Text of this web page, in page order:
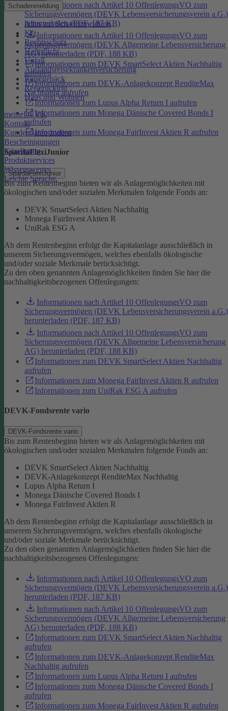
Schadenmeldung
Alles zur Schadenmeldung
Kfz
Rechtsschutz
Haftpflicht
Unfall
Auslandsreisekrankenversicherung
Reisegepäck
Reiserücktritt
Haus und Wohnen
meineDEVK
Kontakt
Kundendaten ändern
Bescheinigungen
Kündigung
Produktservices
Wissenswertes
Leichte Sprache
Informationen nach Artikel 10 OffenlegungsVO zum
Sicherungsvermögen (DEVK Lebensversicherungsverein a.G.)
herunterladen (PDF, 187 KB)
Informationen nach Artikel 10 OffenlegungsVO zum
Sicherungsvermögen (DEVK Allgemeine Lebensversicherung
AG) herunterladen (PDF, 188 KB)
Informationen zum DEVK SmartSelect Aktien Nachhaltig
aufrufen
Informationen zum DEVK-Anlagekonzept RenditeMax
Nachhaltig aufrufen
Informationen zum Lupus Alpha Return I aufrufen
Informationen zum Monega Dänische Covered Bonds I
aufrufen
Informationen zum Monega FairInvest Aktien R aufrufen
SpardaFlexiJunior
SpardaFlexiJunior
Bis zum Rentenbeginn bieten wir als Anlagemöglichkeiten mit
ökologischen und/oder sozialen Merkmalen folgende Fonds an:
DEVK SmartSelect Aktien Nachhaltig
Monega FairInvest Aktien R
UniRak ESG A
Ab dem Rentenbeginn erfolgt die Kapitalanlage ausschließlich in
unserem Sicherungsvermögen, welches ebenfalls ökologische
und/oder soziale Merkmale berücksichtigt.
Zu den oben genannten Anlagemöglichkeiten finden Sie hier die
nachhaltigkeitsbezogenen Offenlegungen:
Informationen nach Artikel 10 OffenlegungsVO zum
Sicherungsvermögen (DEVK Lebensversicherungsverein a.G.)
herunterladen (PDF, 187 KB)
Informationen nach Artikel 10 OffenlegungsVO zum
Sicherungsvermögen (DEVK Allgemeine Lebensversicherung
AG) herunterladen (PDF, 188 KB)
Informationen zum DEVK SmartSelect Aktien Nachhaltig
aufrufen
Informationen zum Monega FairInvest Aktien R aufrufen
Informationen zum UniRak ESG A aufrufen
DEVK-Fondsrente vario
DEVK-Fondsrente vario
Bis zum Rentenbeginn bieten wir als Anlagemöglichkeiten mit
ökologischen und/oder sozialen Merkmalen folgende Fonds an:
DEVK SmartSelect Aktien Nachhaltig
DEVK-Anlagekonzept RenditeMax Nachhaltig
Lupus Alpha Return I
Monega Dänische Covered Bonds I
Monega FairInvest Aktien R
Ab dem Rentenbeginn erfolgt die Kapitalanlage ausschließlich in
unserem Sicherungsvermögen, welches ebenfalls ökologische
und/oder soziale Merkmale berücksichtigt.
Zu den oben genannten Anlagemöglichkeiten finden Sie hier die
nachhaltigkeitsbezogenen Offenlegungen:
Informationen nach Artikel 10 OffenlegungsVO zum
Sicherungsvermögen (DEVK Lebensversicherungsverein a.G.)
herunterladen (PDF, 187 KB)
Informationen nach Artikel 10 OffenlegungsVO zum
Sicherungsvermögen (DEVK Allgemeine Lebensversicherung
AG) herunterladen (PDF, 188 KB)
Informationen zum DEVK SmartSelect Aktien Nachhaltig
aufrufen
Informationen zum DEVK-Anlagekonzept RenditeMax
Nachhaltig aufrufen
Informationen zum Lupus Alpha Return I aufrufen
Informationen zum Monega Dänische Covered Bonds I
aufrufen
Informationen zum Monega FairInvest Aktien R aufrufen